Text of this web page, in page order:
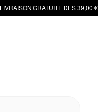
LIVRAISON GRATUITE DÈS 39,00 €